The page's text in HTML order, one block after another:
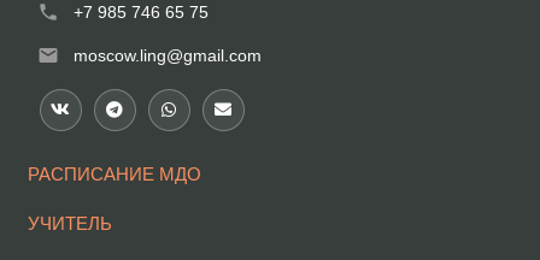
phone +7 985 746 65 75
mail moscow.ling@gmail.com
РАСПИСАНИЕ МДО
УЧИТЕЛЬ